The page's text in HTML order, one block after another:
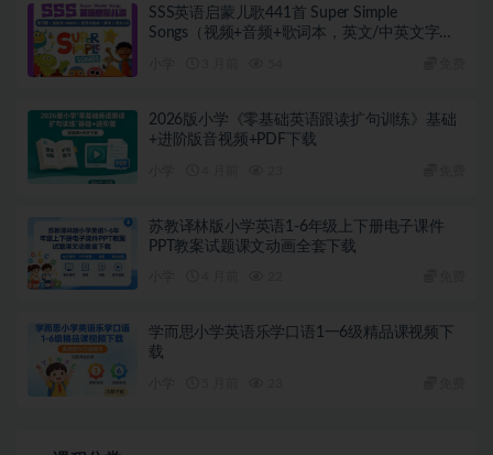
SSS英语启蒙儿歌441首 Super Simple
Songs（视频+音频+歌词本，英文/中英文字
2026版小学《零基础英语跟读扩句训练》基础
+进阶版音视频+PDF下载
苏教译林版小学英语1-6年级上下册电子课件
PPT教案试题课文动画全套下载
学而思小学英语乐学口语1一6级精品课视频下
载